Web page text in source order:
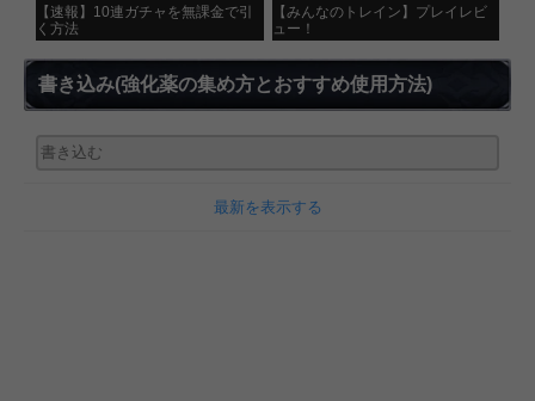
【速報】10連ガチャを無課金で引
く方法
【みんなのトレイン】プレイレビ
ュー！
書き込み(強化薬の集め方とおすすめ使用方法)
最新を表示する